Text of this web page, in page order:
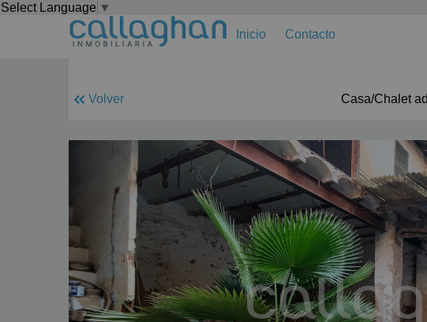
Select Language ▼
Inicio
Contacto
Volver Casa/Chalet